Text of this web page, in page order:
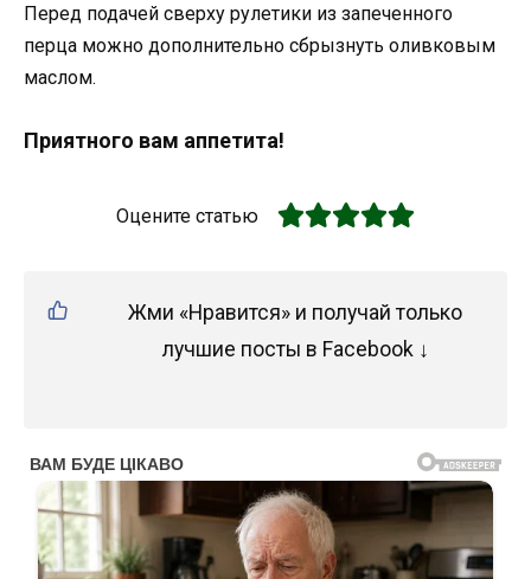
Перед подачей сверху рулетики из запеченного
перца можно дополнительно сбрызнуть оливковым
маслом.
Приятного вам аппетита!
Оцените статью
Жми «Нравится» и получай только
лучшие посты в Facebook ↓